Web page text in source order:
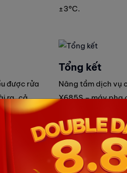
±3°C.
được rửa
ra, cả
thể tháo
hơn.
Tổng kết
Nâng tầm dịch vụ
X685S – máy pha
cho quán cà phê,
công nghệ tiên
đến những ly cà
cách dễ dàng. Là
nghiệp tìm kiếm